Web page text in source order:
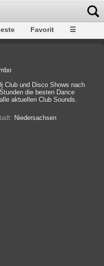
Favorit ☰
Club und Disco Shows nach
die besten Dance
aktuellen Club Sounds.
Niedersachsen